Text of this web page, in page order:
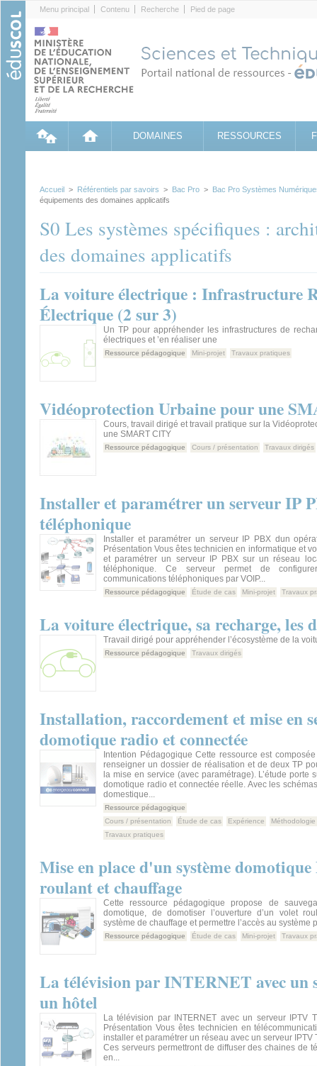
Menu principal Contenu Recherche Pied de page
DOMAINES RESSOURCES
Accueil > Référentiels par savoirs > Bac Pro > Bac Pro Systèmes
équipements des domaines applicatifs
S0 Les systèmes spécifiques :
des domaines applicatifs
La voiture électrique : Infrastructure
Électrique (2 sur 3)
Un TP pour appréhender les infrastructures de
électriques et ’en réaliser une
Ressource pédagogique Mini-projet Travaux pratiques
Vidéoprotection Urbaine pour une
Cours, travail dirigé et travail pratique sur la
une SMART CITY
Ressource pédagogique Cours / présentation Travaux dirigés
Installer et paramétrer un serveur IP
téléphonique
Installer et paramétrer un serveur IP PBX dun
Présentation Vous êtes technicien en informatique et
et paramétrer un serveur IP PBX sur un réseau
téléphonique. Ce serveur permet de
communications téléphoniques par VOIP...
Ressource pédagogique Étude de cas Mini-projet Travaux
La voiture électrique, sa recharge, les
Travail dirigé pour appréhender l’écosystème de la
Ressource pédagogique Travaux dirigés
Installation, raccordement et mise en
domotique radio et connectée
Intention Pédagogique Cette ressource est
renseigner un dossier de réalisation et de deux TP
la mise en service (avec paramétrage). L’étude porte
domotique radio et connectée réelle. Avec les
domestique...
Ressource pédagogique
Cours / présentation
Étude de cas Expérience
Méthodologie
Travaux pratiques
Mise en place d'un système
roulant et chauffage
Cette ressource pédagogique propose de
domotique, de domotiser l’ouverture d’un volet
système de chauffage et permettre l’accès au système
Ressource pédagogique Étude de cas Mini-projet Travaux
La télévision par INTERNET avec
un hôtel
La télévision par INTERNET avec un serveur IPTV
Présentation Vous êtes technicien en
installer et paramétrer un réseau avec un serveur IPTV
Ces serveurs permettront de diffuser des chaines de
en...